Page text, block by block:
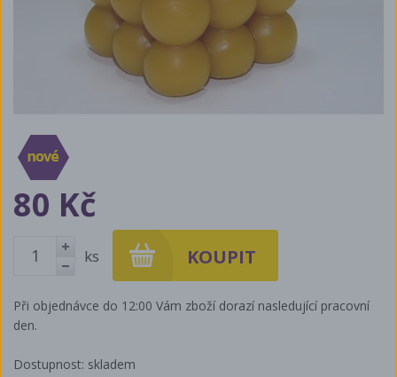
80 Kč
+
ks
Při objednávce do 12:00 Vám zboží dorazí nasledující pracovní
den.
Dostupnost: skladem